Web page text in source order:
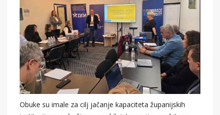
Obuke su imale za cilj jačanje kapaciteta županijskih